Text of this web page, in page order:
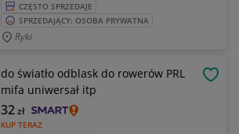
CZĘSTO SPRZEDAJE
SPRZEDAJĄCY: OSOBA PRYWATNA
Ryki
do światło odblask do rowerów PRL
mifa uniwersał itp
KUP TERAZ
32zł